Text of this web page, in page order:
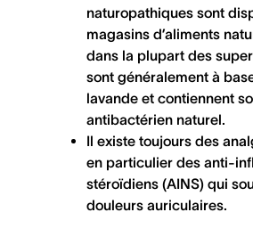
naturopathiques sont
magasins d’aliments
dans la plupart des
sont généralement à
lavande et contiennent
antibactérien naturel.
Il existe toujours des
en particulier des anti-
stéroïdiens (AINS) qui
douleurs auriculaires.